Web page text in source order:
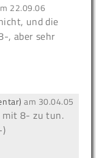
22.09.06
und die
, aber sehr
am 30.04.05
mit 8- zu tun.